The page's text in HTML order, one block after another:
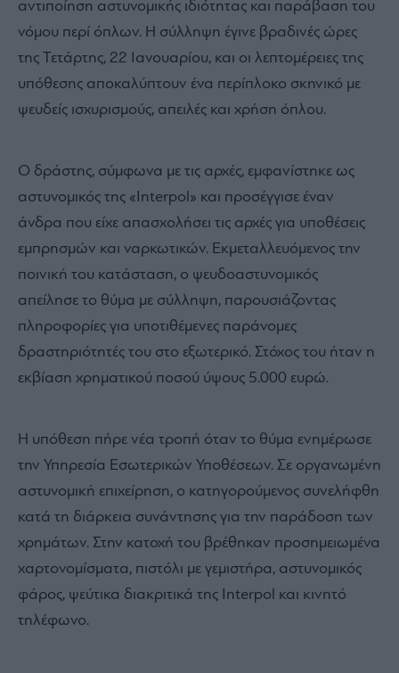
αντιποίηση αστυνομικής ιδιότητας και παράβαση του
νόμου περί όπλων. Η σύλληψη έγινε βραδινές ώρες
της Τετάρτης, 22 Ιανουαρίου, και οι λεπτομέρειες της
υπόθεσης αποκαλύπτουν ένα περίπλοκο σκηνικό με
ψευδείς ισχυρισμούς, απειλές και χρήση όπλου.
Ο δράστης, σύμφωνα με τις αρχές, εμφανίστηκε ως
αστυνομικός της «Interpol» και προσέγγισε έναν
άνδρα που είχε απασχολήσει τις αρχές για υποθέσεις
εμπρησμών και ναρκωτικών. Εκμεταλλευόμενος την
ποινική του κατάσταση, ο ψευδοαστυνομικός
απείλησε το θύμα με σύλληψη, παρουσιάζοντας
πληροφορίες για υποτιθέμενες παράνομες
δραστηριότητές του στο εξωτερικό. Στόχος του ήταν η
εκβίαση χρηματικού ποσού ύψους 5.000 ευρώ.
Η υπόθεση πήρε νέα τροπή όταν το θύμα ενημέρωσε
την Υπηρεσία Εσωτερικών Υποθέσεων. Σε οργανωμένη
αστυνομική επιχείρηση, ο κατηγορούμενος συνελήφθη
κατά τη διάρκεια συνάντησης για την παράδοση των
χρημάτων. Στην κατοχή του βρέθηκαν προσημειωμένα
χαρτονομίσματα, πιστόλι με γεμιστήρα, αστυνομικός
φάρος, ψεύτικα διακριτικά της Interpol και κινητό
τηλέφωνο.